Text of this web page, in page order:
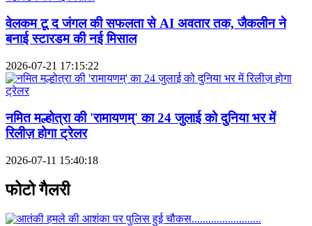
वेलकम टू द जंगल की सफलता से AI अवतार तक, जैकलीन ने
बनाई स्टारडम की नई मिसाल
2026-07-21 17:15:22
नमित मल्होत्रा की 'रामायणम्' का 24 जुलाई को दुनिया भर में
रिलीज़ होगा ट्रेलर
2026-07-11 15:40:18
फोटो गैलरी